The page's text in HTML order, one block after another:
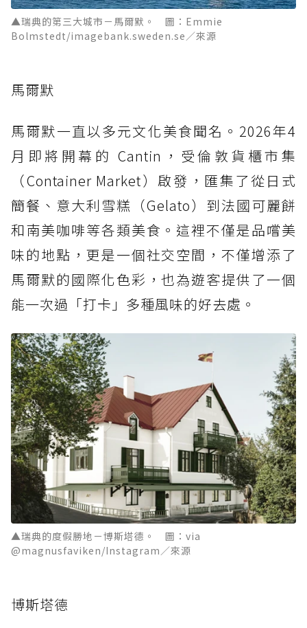
▲瑞典的第三大城市－馬爾默。 圖：Emmie
Bolmstedt/imagebank.sweden.se／來源
馬爾默
馬爾默一直以多元文化美食聞名。2026年4
月即將開幕的 Cantin，受倫敦貨櫃市集
（Container Market）啟發，匯集了從日式
簡餐、意大利雪糕（Gelato）到法國可麗餅
和南美咖啡等各類美食。這裡不僅是品嚐美
味的地點，更是一個社交空間，不僅增添了
馬爾默的國際化色彩，也為遊客提供了一個
能一次過「打卡」多種風味的好去處。
▲瑞典的度假勝地－博斯塔德。 圖：via
@magnusfaviken/Instagram／來源
博斯塔德